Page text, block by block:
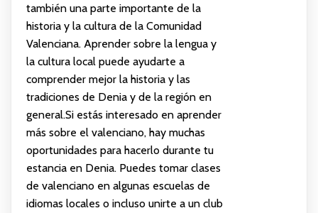
también una parte importante de la
historia y la cultura de la Comunidad
Valenciana. Aprender sobre la lengua y
la cultura local puede ayudarte a
comprender mejor la historia y las
tradiciones de Denia y de la región en
general.Si estás interesado en aprender
más sobre el valenciano, hay muchas
oportunidades para hacerlo durante tu
estancia en Denia. Puedes tomar clases
de valenciano en algunas escuelas de
idiomas locales o incluso unirte a un club